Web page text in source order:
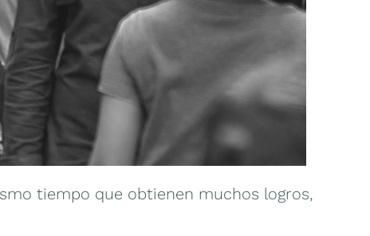
tiempo que obtienen muchos logros,